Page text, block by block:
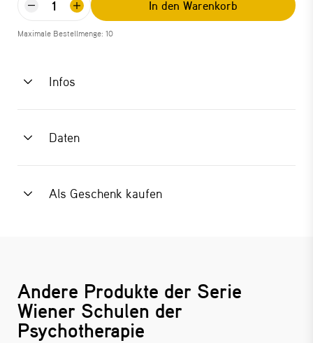
In den Warenkorb
Maximale Bestellmenge: 10
Infos
Daten
Als Geschenk kaufen
Andere Produkte der Serie
Wiener Schulen der
Psychotherapie